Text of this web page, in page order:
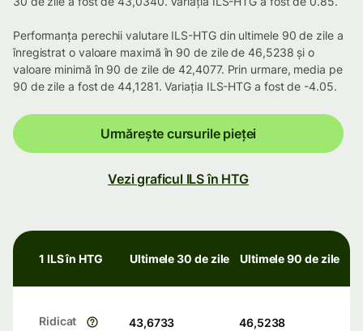
Performanța perechii valutare ILS-HTG din ultimele 90 de zile a
înregistrat o valoare maximă în 90 de zile de 46,5238 și o
valoare minimă în 90 de zile de 42,4077. Prin urmare, media pe
90 de zile a fost de 44,1281. Variația ILS-HTG a fost de -4.05.
Urmărește cursurile pieței
Vezi graficul ILS în HTG
1 ILS în HTG Ultimele 30 de zile Ultimele 90 de zile
Ridicat 43,6733 46,5238